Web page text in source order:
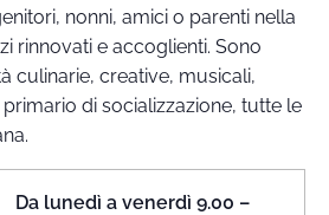
nonni, amici o parenti nella
rinnovati e accoglienti. Sono
culinarie, creative, musicali,
primario di socializzazione, tutte le
Da lunedì a venerdì 9.00 –